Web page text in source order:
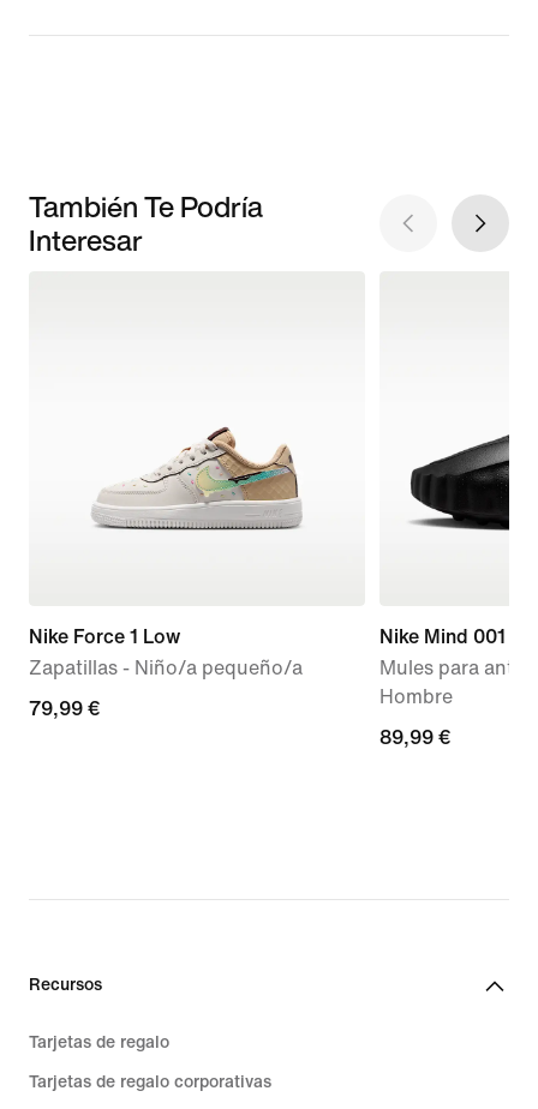
También Te Podría
Interesar
Nike Force 1 Low
Zapatillas - Niño/a pequeño/a
79,99 €
79,99 €
Nike Mind 001
Mules para
Hombre
89,99 €
89,99 €
Recursos
Tarjetas de regalo
Tarjetas de regalo corporativas